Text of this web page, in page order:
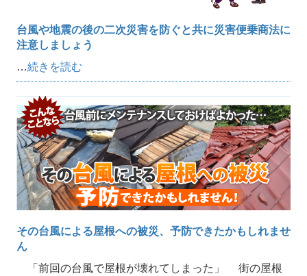
台風や地震の後の二次災害を防ぐと共に災害便乗商法に
注意しましょう
…続きを読む
その台風による屋根への被災、予防できたかもしれませ
ん
「前回の台風で屋根が壊れてしまった」 街の屋根